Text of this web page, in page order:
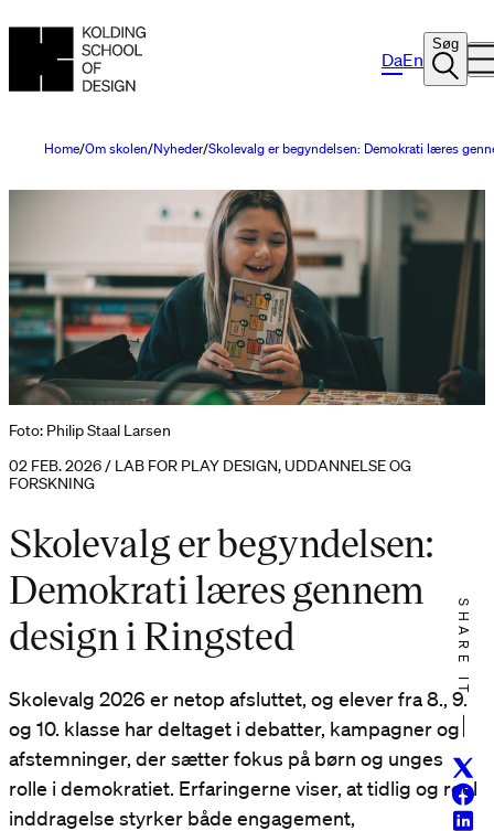
DaEn
Søg
Home Om skolen Nyheder Skolevalg er begyndelsen: Demokrati læres
Foto: Philip Staal Larsen
02 FEB. 2026 / LAB FOR PLAY DESIGN, UDDANNELSE OG
FORSKNING
Skolevalg er begyndelsen:
Demokrati læres gennem
design i Ringsted
Skolevalg 2026 er netop afsluttet, og elever fra 8., 9.
og 10. klasse har deltaget i debatter, kampagner og
afstemninger, der sætter fokus på børn og unges
rolle i demokratiet. Erfaringerne viser, at tidlig og reel
inddragelse styrker både engagement,
SHARE IT